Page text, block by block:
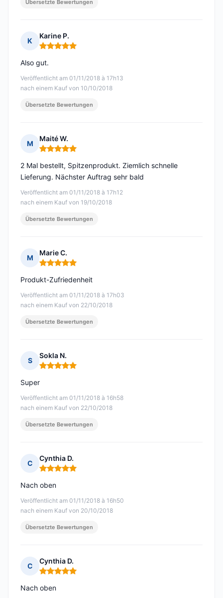
Übersetzte Bewertungen
K
Karine P.
Hinweis: 5 von 5
Veröffentlicht am 01/11/2018 à 17h13
nach einem Kauf von 10/10/2018
Also gut.
Übersetzte Bewertungen
M
Maité W.
Hinweis: 5 von 5
Veröffentlicht am 01/11/2018 à 17h12
nach einem Kauf von 19/10/2018
2 Mal bestellt, Spitzenprodukt. Ziemlich schnelle
Lieferung. Nächster Auftrag sehr bald
Übersetzte Bewertungen
M
Marie C.
Hinweis: 5 von 5
Veröffentlicht am 01/11/2018 à 17h03
nach einem Kauf von 22/10/2018
Produkt-Zufriedenheit
Übersetzte Bewertungen
S
Sokla N.
Hinweis: 5 von 5
Veröffentlicht am 01/11/2018 à 16h58
nach einem Kauf von 22/10/2018
Super
Übersetzte Bewertungen
C
Cynthia D.
Hinweis: 5 von 5
Veröffentlicht am 01/11/2018 à 16h50
nach einem Kauf von 20/10/2018
Nach oben
Übersetzte Bewertungen
C
Cynthia D.
Hinweis: 5 von 5
Nach oben